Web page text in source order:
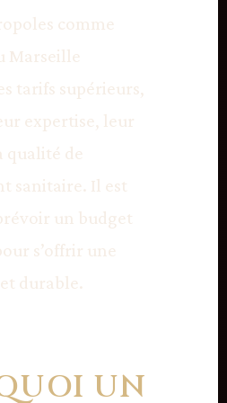
comme
Marseille
tarifs supérieurs,
expertise, leur
qualité de
sanitaire. Il est
un budget
s’offrir une
durable.
UN